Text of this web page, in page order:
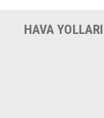
HAVA YOLLARI